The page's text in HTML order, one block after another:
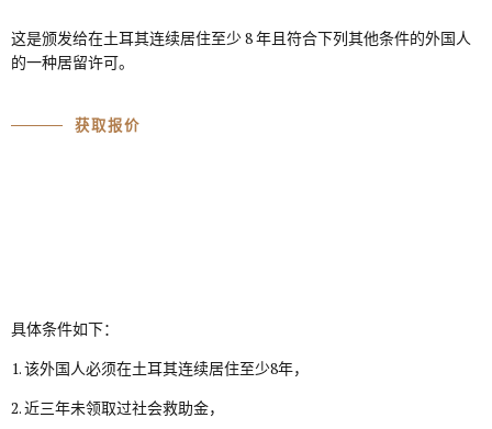
这是颁发给在土耳其连续居住至少 8 年且符合下列其他条件的外国人
的一种居留许可。
获取报价
具体条件如下：
1. 该外国人必须在土耳其连续居住至少8年，
2. 近三年未领取过社会救助金，